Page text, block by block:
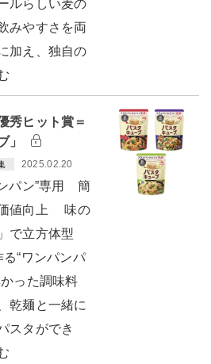
ルらしい麦の
みやすさを両
加え、独自の
秀ヒット賞＝
」
2025.02.20
パン”専用 簡
価値向上 味の
で立方体型
“ワンパンパ
った調味料
乾麺と一緒に
スタができ